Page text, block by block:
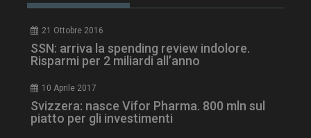
21 Ottobre 2016
SSN: arriva la spending review indolore.
Risparmi per 2 miliardi all’anno
10 Aprile 2017
Svizzera: nasce Vifor Pharma. 800 mln sul
piatto per gli investimenti